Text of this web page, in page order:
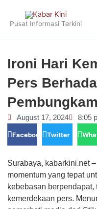
content
Pusat Informasi Terkini
Ironi Hari
Pers
August 17, 2024 8:05
Facebook Twitter
Surabaya, kabarkini.net
momentum yang tepat
kebebasan
kemerdekaan pers.